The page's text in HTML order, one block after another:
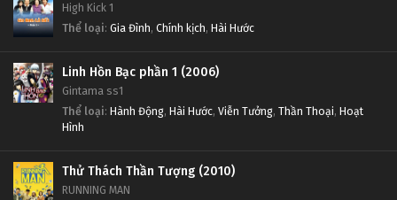
High Kick 1
Thể loại: Gia Đình, Chính kịch, Hài Hước
Linh Hồn Bạc phần 1 (2006)
Gintama ss1
Thể loại: Hành Động, Hài Hước, Viễn Tưởng, Thần Thoại, Hoạt
Hình
Thử Thách Thần Tượng (2010)
RUNNING MAN